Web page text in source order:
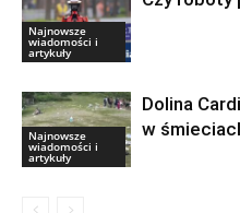
Najnowsze
wiadomości i
artykuły
Najnowsze
wiadomości i
artykuły
Dolina
w